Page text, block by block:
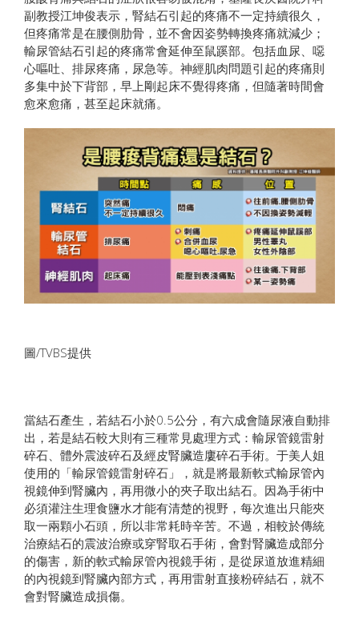
副教授江坤俊表示，腎結石引起的疼痛不一定持續很久，
但疼痛常是在腰側肋骨，並不會因姿勢轉換疼痛就減少；
輸尿管結石引起的疼痛常會延伸至鼠蹊部。包括血尿、噁
心嘔吐、排尿疼痛，尿急等。神經肌肉問題引起的疼痛則
多集中於下背部，早上剛起床不覺得疼痛，但隨著時間會
愈來愈痛，甚至起床就痛。
圖/TVBS提供
當結石產生，若結石小於0.5公分，有六成會隨尿液自動排
出，若是結石較大則有三種常見處理方式：輸尿管鏡雷射
碎石、體外震波碎石及經皮腎臟造廔碎石手術。于美人姐
使用的「輸尿管鏡雷射碎石」，就是將最新軟式輸尿管內
視鏡伸到腎臟內，再用微小的夾子取出結石。因為手術中
必須灌注生理食鹽水才能有清楚的視野，每次進出只能夾
取一兩顆小石頭，所以非常耗時辛苦。不過，相較於傳統
治療結石的震波治療或穿腎取石手術，會對腎臟造成部分
的傷害，新的軟式輸尿管內視鏡手術，是從尿道放進精細
的內視鏡到腎臟內部方式，再用雷射直接粉碎結石，就不
會對腎臟造成損傷。